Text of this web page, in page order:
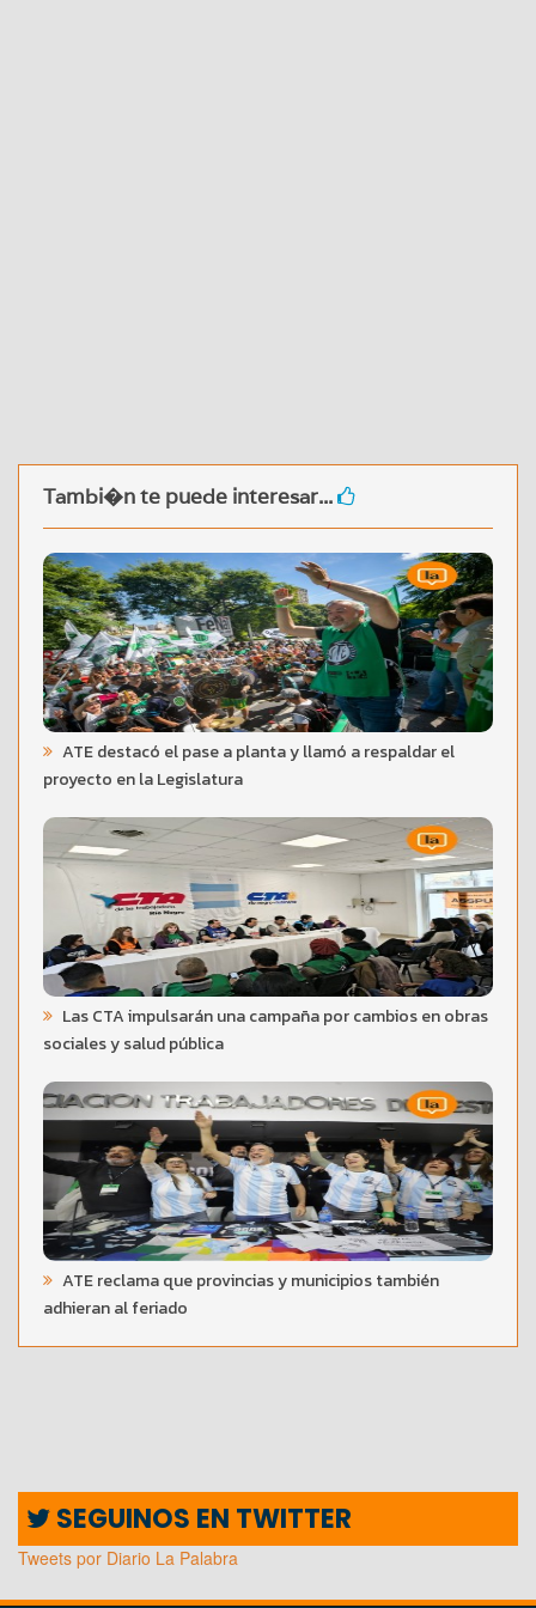
Tambi�n te puede interesar...
ATE destacó el pase a planta y llamó a respaldar el
proyecto en la Legislatura
Las CTA impulsarán una campaña por cambios en obras
sociales y salud pública
ATE reclama que provincias y municipios también
adhieran al feriado
SEGUINOS EN TWITTER
Tweets por Diario La Palabra